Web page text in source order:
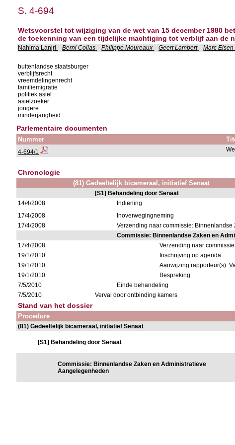
S. 4-694
Wetsvoorstel tot wijziging van de wet van 15 december 1980
de toekenning van een tijdelijke machtiging tot verblijf aan de
Nahima Lanjri Berni Collas Philippe Moureaux Geert Lambert Marc Elsen
buitenlandse staatsburger
verblijfsrecht
vreemdelingenrecht
familiemigratie
politiek asiel
asielzoeker
jongere
minderjarigheid
Parlementaire documenten
Nummer
4-694/1
Chronologie
(81) Gedeeltelijk bicameraal, initiatief Senaat
[S1] Behandeling door Senaat
14/4/2008
Indiening
17/4/2008
Inoverwegingneming
17/4/2008
Verzending naar commissie:
Commissie: Binnenlandse Zaken en
17/4/2008
Verzending naar commissie
19/1/2010
Inschrijving op agenda
19/1/2010
Aanwijzing rapporteur(s):
19/1/2010
Bespreking
7/5/2010
Einde behandeling
7/5/2010
Verval door ontbinding kamers
Stand van het dossier
Procedure
(81) Gedeeltelijk bicameraal, initiatief Senaat
[S1] Behandeling door Senaat
Commissie: Binnenlandse Zaken en Administratieve
Aangelegenheden